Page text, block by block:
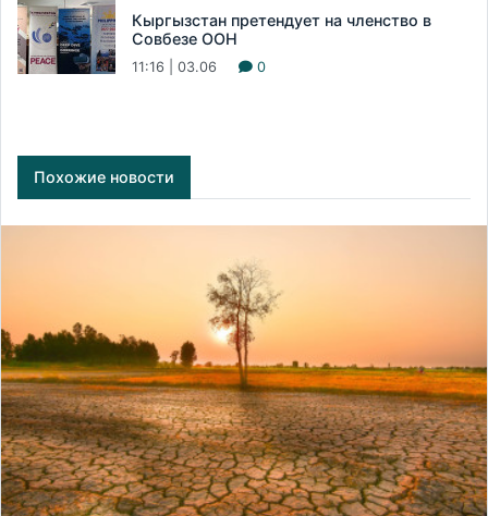
Кыргызстан претендует на членство в
Совбезе ООН
11:16 | 03.06 0
Похожие новости